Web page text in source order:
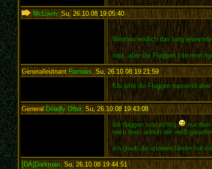
McLovin, Su, 26.10.08 19:05:40:
Woohoo endlich das lang
naja, aber die Flaggen stimmen
GeneralleutnantFamous , Su, 26.10.08 19:21:59:
Kla sind die Flaggen passend
GeneralDeadly Otter, Su, 26.10.08 19:43:08:
die flaggen sind richtig nur dein
noch beim admin der weiß
ich glaub die anderen länder hat
[DA]Darkman, Su, 26.10.08 19:44:51: